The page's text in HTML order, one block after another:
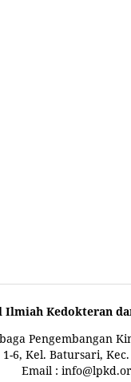
Ilmiah Kedokteran
Pengembangan
6, Kel. Batursari,
Email :